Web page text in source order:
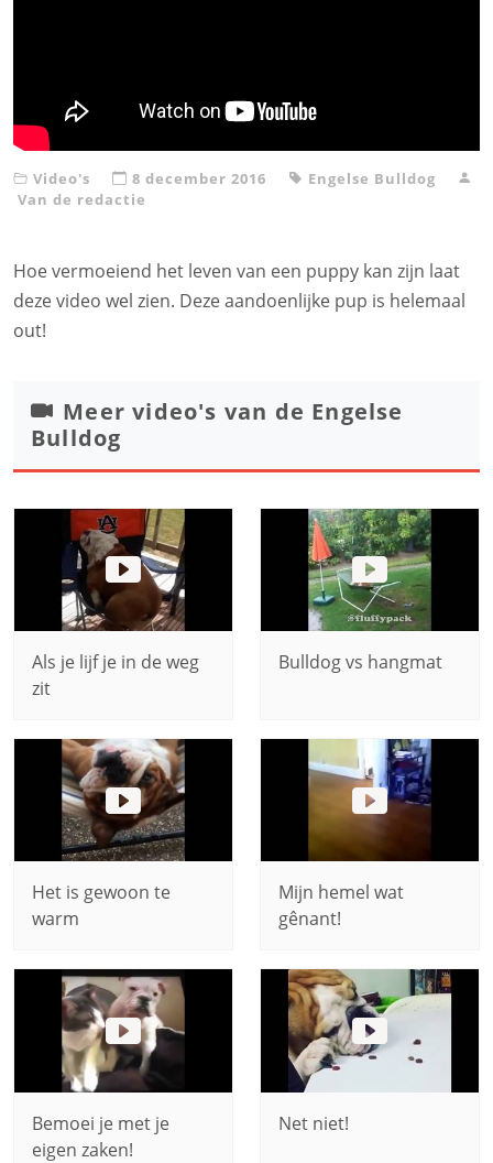
Video's 8 december 2016
Engelse Bulldog
Van de redactie
Hoe vermoeiend het leven van een puppy kan zijn laat
deze video wel zien. Deze aandoenlijke pup is helemaal
out!
Meer video's van de Engelse
Bulldog
Als je lijf je in de weg
zit
Bulldog vs hangmat
Het is gewoon te
warm
Mijn hemel wat
gênant!
Bemoei je met je
eigen zaken!
Net niet!